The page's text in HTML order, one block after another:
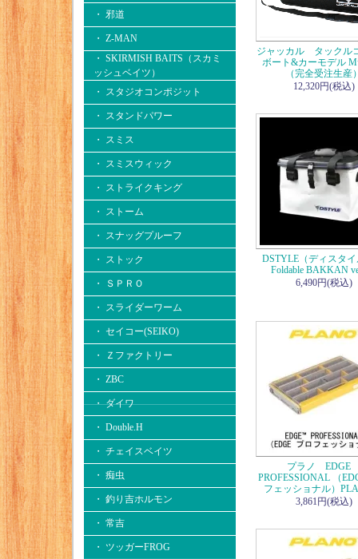
・ 邪道
・ Z-MAN
・ SKIRMISH BAITS（スカミ
ッシュベイツ）
・ スタジオコンポジット
・ スタンドパワー
・ スミス
・ スミスウィック
・ ストライクキング
・ ストーム
・ スナッグプルーフ
・ ストック
・ ＳＰＲＯ
・ スライダーワーム
・ セイコー(SEIKO)
・ Ｚファクトリー
・ ZBC
・ ダイワ
・ Double.H
・ チェイスベイツ
・ 痴虫
・ 釣り吉ホルモン
・ 常吉
・ ツッガーFROG
ジャッカル タックル
ボート&カーモデル
（完全受注生産
12,320円(税込)
DSTYLE（ディスタ
Foldable BAKKAN
6,490円(税込)
プラノ
PROFESSIONAL （
フェッショナル）
3,861円(税込)